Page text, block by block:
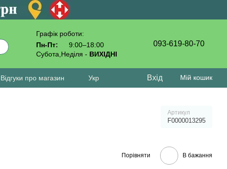
Графік роботи:
Пн-Пт:
9:00–18:00
Субота,Неділя - ВИХІДНІ
093-619-80-70
Відгуки про магазин Укр Вхід Мій кошик
Артикул
F0000013295
Порівняти В бажання